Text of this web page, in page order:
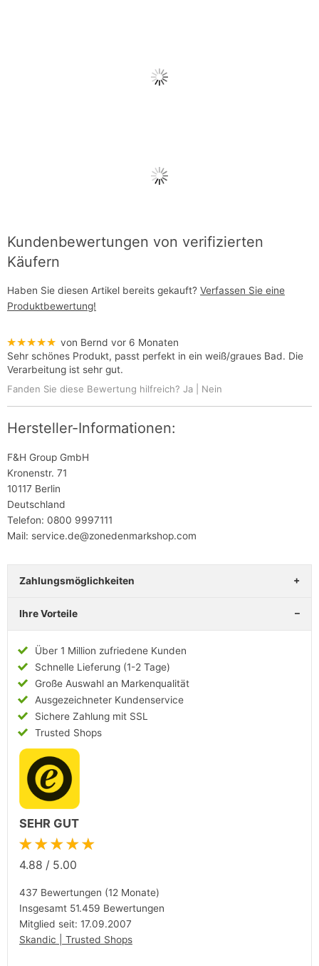
Kundenbewertungen von verifizierten
Käufern
Haben Sie diesen Artikel bereits gekauft? Verfassen Sie eine
Produktbewertung!
★★★★★ von Bernd vor 6 Monaten
Sehr schönes Produkt, passt perfekt in ein weiß/graues Bad. Die
Verarbeitung ist sehr gut.
Fanden Sie diese Bewertung hilfreich? Ja Nein
Hersteller-Informationen:
F&H Group GmbH
Kronenstr. 71
10117 Berlin
Deutschland
Telefon: 0800 9997111
Mail: service.de@zonedenmarkshop.com
Zahlungsmöglichkeiten
Ihre Vorteile
Über 1 Million zufriedene Kunden
Schnelle Lieferung (1-2 Tage)
Große Auswahl an Markenqualität
Ausgezeichneter Kundenservice
Sichere Zahlung mit SSL
Trusted Shops
SEHR GUT
★★★★★
4.88 / 5.00
437 Bewertungen (12 Monate)
Insgesamt 51.459 Bewertungen
Mitglied seit: 17.09.2007
Skandic | Trusted Shops